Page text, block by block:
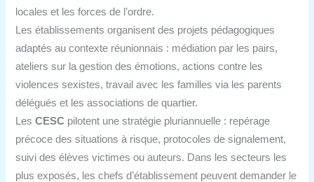
locales et les forces de l’ordre.
Les établissements organisent des projets pédagogiques
adaptés au contexte réunionnais : médiation par les pairs,
ateliers sur la gestion des émotions, actions contre les
violences sexistes, travail avec les familles via les parents
délégués et les associations de quartier.
LesCESC pilotent une stratégie pluriannuelle : repérage
précoce des situations à risque, protocoles de signalement,
suivi des élèves victimes ou auteurs. Dans les secteurs les
plus exposés, les chefs d’établissement peuvent demander le